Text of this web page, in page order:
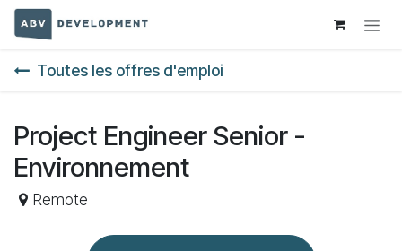
Se rendre au contenu
Toutes les offres d'emploi
Project Engineer Senior -
Environnement
Remote